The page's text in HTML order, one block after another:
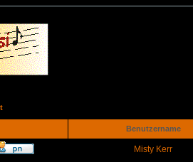
Benutzername
Misty Kerr